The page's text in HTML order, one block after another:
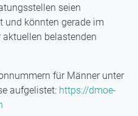
seien
und könnten gerade im
aktuellen belastenden
für Männer unter
aufgelistet: https://dmoe-